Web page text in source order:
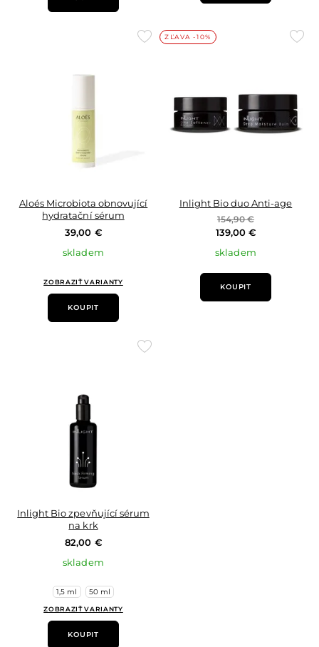
Přidat
Aloés Microbiota obnovující
hydratační sérum
39,00 €
skladem
ZOBRAZIŤ VARIANTY
KOUPIT
ZĽAVA -10%
Inlight Bio duo Anti-age
154,90 €
139,00 €
skladem
KOUPIT
Přidat
Inlight Bio zpevňující sérum
na krk
82,00 €
skladem
1,5 ml 50 ml
ZOBRAZIŤ VARIANTY
KOUPIT